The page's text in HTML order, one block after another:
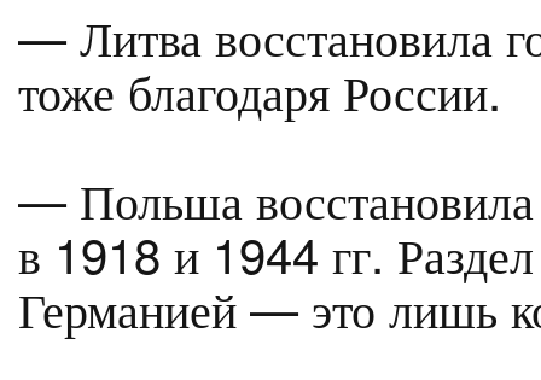
— Литва восстановила
тоже благодаря России.
— Польша
в 1918 и 1944 гг.
Германией — это лишь